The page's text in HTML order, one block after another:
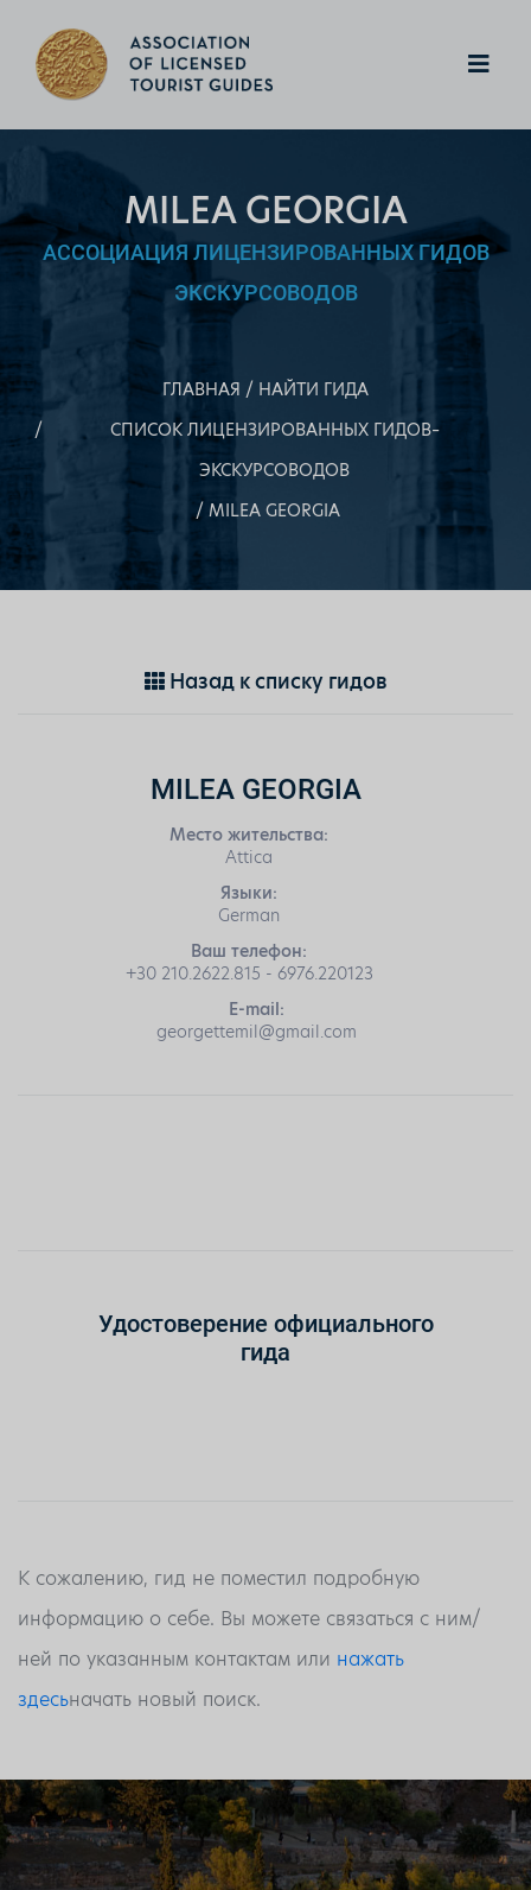
MILEA GEORGIA
АССОЦИАЦИЯ ЛИЦЕНЗИРОВАННЫХ ГИДОВ
ЭКСКУРСОВОДОВ
ГЛАВНАЯ
НАЙТИ ГИДА
СПИСОК ЛИЦЕНЗИРОВАННЫХ ГИДОВ–
ЭКСКУРСОВОДОВ
MILEA GEORGIA
Назад к списку гидов
MILEA GEORGIA
Место жительства:
Attica
Языки:
German
Ваш телефон:
+30 210.2622.815 - 6976.220123
E-mail:
georgettemil@gmail.com
Удостоверение официального
гида
К сожалению, гид не поместил подробную
информацию о себе. Вы можете связаться с ним/
ней по указанным контактам или нажать
здесьначать новый поиск.